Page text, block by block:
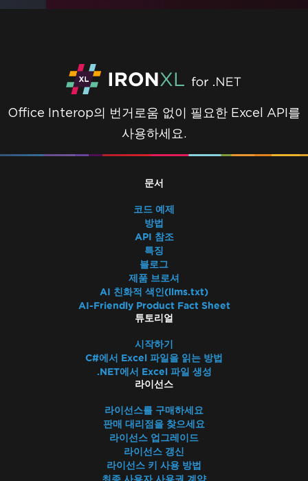
Office Interop의 번거로움 없이 필요한 Excel API를
사용하세요.
문서
코드 예제
방법
API 참조
특징
블로그
제품 브로셔
AI 친화적 색인(llms.txt)
AI-Friendly Product Fact Sheet
튜토리얼
시작하기
C#에서 Excel 파일을 읽는 방법
.NET에서 Excel 파일 생성
라이선스
라이선스를 구매하세요
판매 대리점을 찾으세요
라이선스 업그레이드
라이선스 갱신
라이선스 키 사용 방법